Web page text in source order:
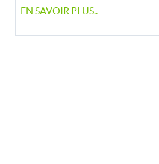
EN SAVOIR PLUS..